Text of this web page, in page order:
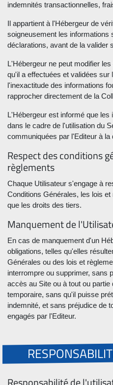
indemnités transactionnelles,
Il appartient à l'Hébergeur de
soigneusement les informations
déclarations, avant de la valider
L'Hébergeur ne peut modifier
qu'il a effectuées et validées
l'inexactitude des informations
rapprocher directement de la
L'Hébergeur est informé que les
dans le cadre de l'utilisation du
communiquées par l'Editeur à la
Respect des conditions
règlements
Chaque Utilisateur s'engage à
Conditions Générales, les lois
que les droits des tiers.
Manquement de
En cas de manquement d'un
obligations, telles qu'elles
Générales ou des lois et
interrompre ou supprimer, sans
accès au Site ou à tout ou
temporaire, sans qu'il puisse
indemnité, et sans préjudice de
engagés par l'Editeur.